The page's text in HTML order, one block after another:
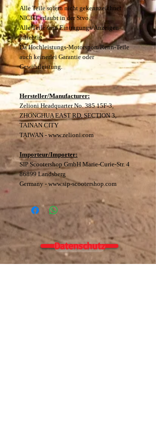
Alle Teile sofern nicht gekennzeichnet
NICHT erlaubt in der Stvo.,
Alle Teile sind Eintragungs/Anzeigen-
pflichtig.
Da Hochleistungs-Motorsport/Renn-Teile
auch keinerlei Garantie oder
Gewährleistung.
Hersteller/Manufacturer:
Zelioni Headquarter No. 385 15F-3,
ZHONGHUA EAST RD, SECTION 3,
TAINAN CITY
TAIWAN - www.zelioni.com
Importeur/Importer:
SIP Scootershop GmbH Marie-Curie-Str. 4
86899 Landsberg
Germany - www.sip-scootershop.com
Datenschutz